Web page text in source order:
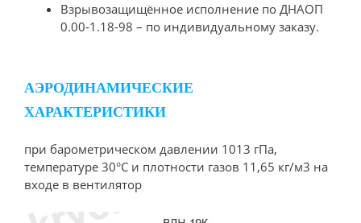
Взрывозащищённое исполнение по ДНАОП
0.00-1.18-98 – по индивидуальному заказу.
АЭРОДИНАМИЧЕСКИЕ
ХАРАКТЕРИСТИКИ
при барометрическом давлении 1013 гПа,
температуре 30°С и плотности газов 11,65 кг/м3 на
входе в вентилятор